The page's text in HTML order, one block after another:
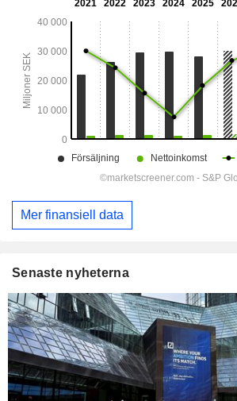
Mer finansiell data
Senaste nyheterna